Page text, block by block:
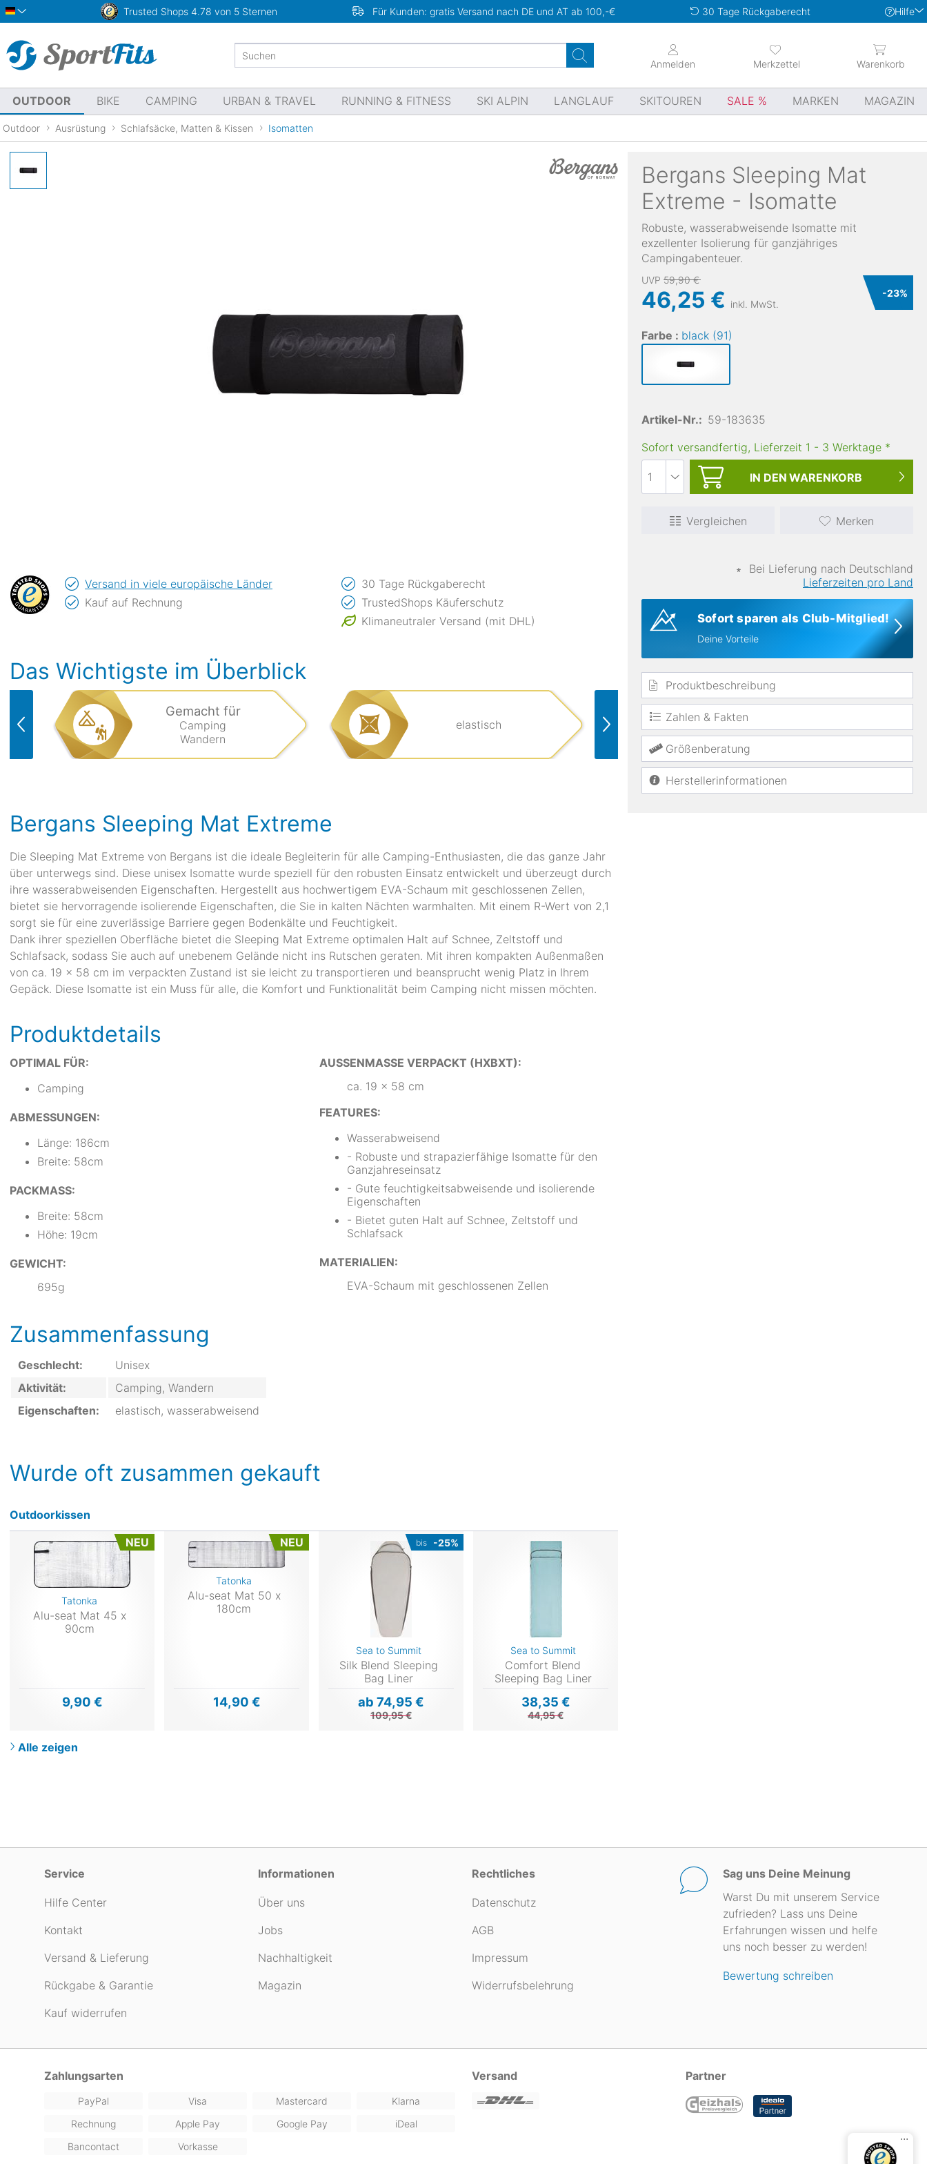
Deutsch Trusted Shops 4.78 von 5 Sternen Für Kunden: gratis Versand nach DE und AT ab 100,-€ 30 Tage Rückgaberecht Hilfe
Merkzettel
Anmelden Warenkorb
OUTDOOR BIKE CAMPING URBAN & TRAVEL RUNNING & FITNESS SKI ALPIN LANGLAUF SKITOUREN SALE MARKEN MAGAZIN
Outdoor Ausrüstung Schlafsäcke, Matten & Kissen Isomatten
Bergans Sleeping Mat
Extreme - Isomatte
Robuste, wasserabweisende Isomatte mit
exzellenter Isolierung für ganzjähriges
Campingabenteuer.
UVP 59,90 €
46,25 € inkl. MwSt.
-23%
Farbe : black (91)
Artikel-Nr.: 59-183635
Sofort versandfertig, Lieferzeit 1 - 3 Werktage *
IN DEN WARENKORB
Vergleichen Merken
∗
Bei Lieferung nach Deutschland
Lieferzeiten pro Land
Sofort sparen als Club-Mitglied!
Deine Vorteile
Produktbeschreibung
Zahlen & Fakten
Größenberatung
Herstellerinformationen
Versand in viele europäische Länder
Kauf auf Rechnung
30 Tage Rückgaberecht
TrustedShops Käuferschutz
Klimaneutraler Versand (mit DHL)
Das Wichtigste im Überblick
Gemacht für
Camping
Wandern
elastisch wasserabweisend
Bergans Sleeping Mat Extreme
Die Sleeping Mat Extreme von Bergans ist die ideale Begleiterin für alle Camping-Enthusiasten, die das ganze Jahr
über unterwegs sind. Diese unisex Isomatte wurde speziell für den robusten Einsatz entwickelt und überzeugt durch
ihre wasserabweisenden Eigenschaften. Hergestellt aus hochwertigem EVA-Schaum mit geschlossenen Zellen,
bietet sie hervorragende isolierende Eigenschaften, die Sie in kalten Nächten warmhalten. Mit einem R-Wert von 2,1
sorgt sie für eine zuverlässige Barriere gegen Bodenkälte und Feuchtigkeit.
Dank ihrer speziellen Oberfläche bietet die Sleeping Mat Extreme optimalen Halt auf Schnee, Zeltstoff und
Schlafsack, sodass Sie auch auf unebenem Gelände nicht ins Rutschen geraten. Mit ihren kompakten Außenmaßen
von ca. 19 x 58 cm im verpackten Zustand ist sie leicht zu transportieren und beansprucht wenig Platz in Ihrem
Gepäck. Diese Isomatte ist ein Muss für alle, die Komfort und Funktionalität beim Camping nicht missen möchten.
Produktdetails
OPTIMAL FÜR:
Camping
ABMESSUNGEN:
Länge: 186cm
Breite: 58cm
PACKMASS:
Breite: 58cm
Höhe: 19cm
GEWICHT:
695g
AUSSENMASSE VERPACKT (HXBXT):
ca. 19 x 58 cm
FEATURES:
Wasserabweisend
- Robuste und strapazierfähige Isomatte für den
Ganzjahreseinsatz
- Gute feuchtigkeitsabweisende und isolierende
Eigenschaften
- Bietet guten Halt auf Schnee, Zeltstoff und
Schlafsack
MATERIALIEN:
EVA-Schaum mit geschlossenen Zellen
Zusammenfassung
Geschlecht:
Unisex
Aktivität:
Camping, Wandern
Eigenschaften:
elastisch, wasserabweisend
Wurde oft zusammen gekauft
Outdoorkissen
NEU
Tatonka
Alu-seat Mat 45 x
90cm
9,90 €
NEU
Tatonka
Alu-seat Mat 50 x
180cm
14,90 €
bis -25%
Sea to Summit
Silk Blend Sleeping
Bag Liner
ab 74,95 €
109,95 €
Sea to Summit
Comfort Blend
Sleeping Bag Liner
38,35 €
44,95 €
Alle zeigen
Service
Hilfe Center
Kontakt
Versand & Lieferung
Rückgabe & Garantie
Kauf widerrufen
Informationen
Über uns
Jobs
Nachhaltigkeit
Magazin
Rechtliches
Datenschutz
AGB
Impressum
Widerrufsbelehrung
Sag uns Deine Meinung
Warst Du mit unserem Service
zufrieden? Lass uns Deine
Erfahrungen wissen und helfe
uns noch besser zu werden!
Bewertung schreiben
Zahlungsarten
PayPal Visa Mastercard
Klarna
Rechnung
Apple Pay Google Pay
iDeal
Bancontact
Vorkasse
Versand Partner
...